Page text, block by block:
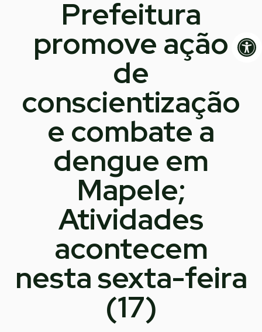
Prefeitura
promove ação
de
conscientização
e combate a
dengue em
Mapele;
Atividades
acontecem
nesta sexta-feira
(17)